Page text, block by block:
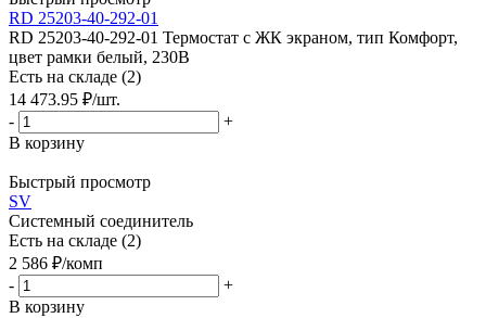
RD 25203-40-292-01
RD 25203-40-292-01 Термостат c ЖК экраном, тип Комфорт,
цвет рамки белый, 230В
Есть на складе (2)
14 473.95 ₽/шт.
-
+
В корзину
Быстрый просмотр
SV
Системный соединитель
Есть на складе (2)
2 586 ₽/комп
-
+
В корзину